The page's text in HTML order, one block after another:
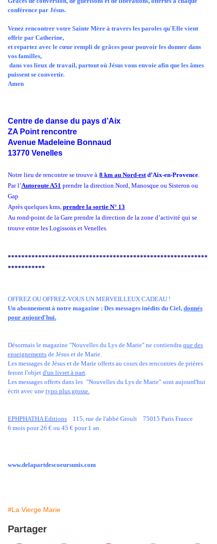
conférence par Jésus.
Venez rencontrer votre Sainte Mère à travers les paroles qu'Elle vient
offrir par Catherine,
et repartez avec le cœur rempli de grâces pour pouvoir les donner dans
vos familles,
dans vos lieux de travail, partout où Jésus vous envoie afin que les âmes
puissent se convertir.
Amen
Centre de danse du pays d’Aix
ZA Point rencontre
Avenue Madeleine Bonnaud
13770 Venelles
Notre lieu de rencontre se trouve à 8 km au Nord-estd’Aix-en-Provence.
Par l’Autoroute A51 prendre la direction Nord, Manosque ou Sisteron ou
Gap
Après quelques kms, prendre la sortie N° 13
Au rond-point de la Gare prendre la direction de la zone d’activité qui se
trouve entre les Logissons et Venelles.
***********************************************************
***********
OFFREZ OU OFFREZ-VOUS UN MERVEILLEUX CADEAU !
Un abonnement à notre magazine : Des messages inédits du Ciel, donnés
pour aujourd'hui.
Désormais le magazine "Nouvelles du Lys de Marie" ne contiendra que des
enseignements de Jésus et de Marie.
Les messages de Jésus et de Marie offerts au cours des rencontres de prières
feront l'objet d'un livret à part.
Les messages offerts dans les "Nouvelles du Lys de Marie" sont aujourd'hui
écrit avec une typo plus grosse.
EPHPHATHA Editions 115, rue de l'abbé Groult 75015 Paris France
6 mois pour 26 € ou 45 € pour 1 an.
www.delapartdescoeursunis.com
#La Vierge Marie
Partager